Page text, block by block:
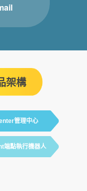
管理中心
端點執行機器人
架構